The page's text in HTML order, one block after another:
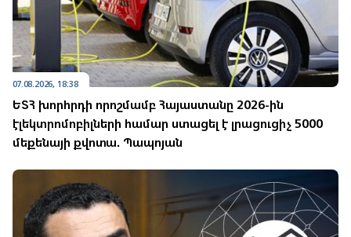
07.08.2026, 18:38
ԵՏՀ խորհրդի որոշմամբ Հայաստանը 2026-ին
էլեկտրոմոբիլների համար ստացել է լրացուցիչ 5000
մեքենայի քվոտա. Պապոյան